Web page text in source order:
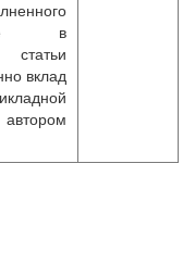
в
вклад